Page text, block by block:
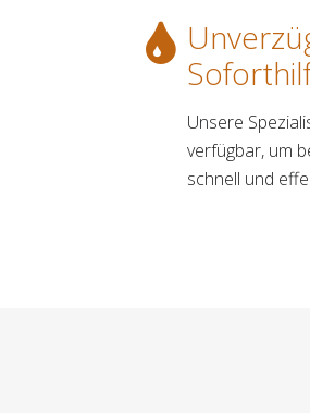
Unsere
verfügbar, um
schnell und